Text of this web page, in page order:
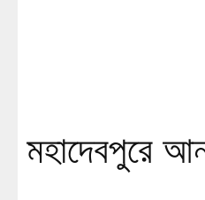
মহাদেবপুরে